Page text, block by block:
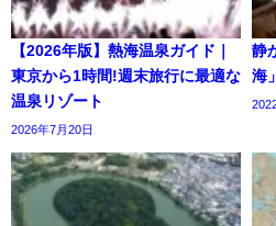
【2026年版】熱海温泉ガイド｜
東京から1時間!週末旅行に最適な
温泉リゾート
2026年7月20日
静
海